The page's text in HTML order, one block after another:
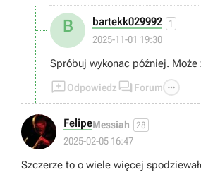
B bartekk029992 1
2025-11-01 19:30
Spróbuj wykonac później.
Odpowiedz  Forum 
FelipeMessiah 28
2025-02-05 16:47
Szczerze to o wiele więcej